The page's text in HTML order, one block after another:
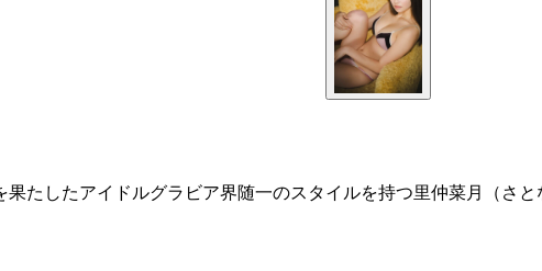
たしたアイドルグラビア界随一のスタイルを持つ里仲菜月（さ